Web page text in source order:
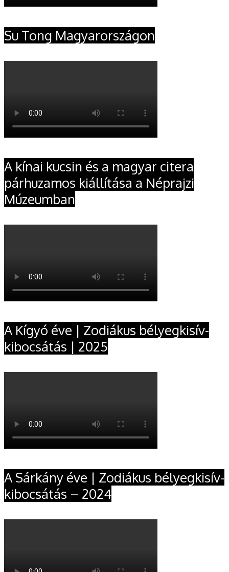
Su Tong Magyarországon
A kínai kucsin és a magyar citera
párhuzamos kiállítása a Néprajzi
Múzeumban
A Kígyó éve | Zodiákus bélyegkisív-
kibocsátás | 2025
A Sárkány éve | Zodiákus bélyegkisív-
kibocsátás – 2024